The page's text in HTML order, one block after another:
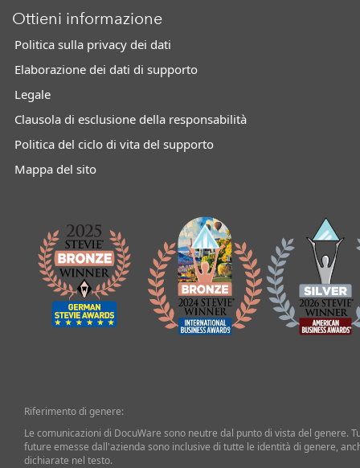
Ottieni informazione
Politica sulla privacy dei dati
Elaborazione dei dati di supporto
Legale
Clausola di esclusione della responsabilità
Politica del ciclo di vita del supporto
Mappa del sito
Riferimento di genere:
Le comunicazioni di DocuWare sono neutre dal punto di vista del genere.
future emesse dall'azienda sono inclusive di tutte le identità di genere,
dichiarate nel testo.